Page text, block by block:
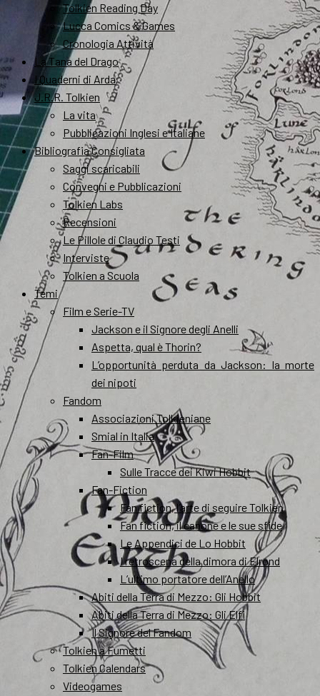
Tolkien Reading Day
Lucca Comics & Games
Cronologia Attività
La Tana del Drago
I Quaderni di Arda
J.R.R. Tolkien
La vita
Pubblicazioni Inglesi e Italiane
Bibliografia Consigliata
Saggi scaricabili
Convegni e Pubblicazioni
Tolkien Labs
Recensioni
Le Pillole di Claudio Testi
Interviste
Tolkien a Scuola
Temi
Film e Serie-TV
Jackson e il Signore degli Anelli
Aspetta, qual è Thorin?
L’opportunità perduta da Jackson: la morte
dei nipoti
Fandom
Associazioni Tolkieniane
Smial in Italia
Fan-Film
Sulle Tracce dei Kiwi Hobbit
Fan-Fiction
Fan fiction, l’arte di seguire Tolkien
Fan fiction, il canone e le sue sfide
Le Appendici de Lo Hobbit
I retroscena della dimora di Elrond
L’ultimo portatore dell’Anello
Abiti della Terra di Mezzo: Gli Hobbit
Abiti della Terra di Mezzo: Gli Elfi
Il Signore del Fandom
Tolkien a Fumetti
Tolkien Calendars
Videogames